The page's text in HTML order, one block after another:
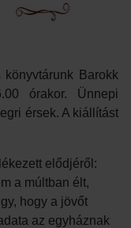
Barokk
órakor. Ünnepi
érsek. A kiállítást
elődjéről:
a múltban élt,
hogy a jövőt
az egyháznak